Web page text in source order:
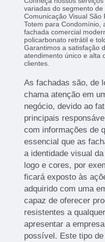
variadas do segmento
Comunicação Visual São
Totem para Condomínio,
fachada comercial
policarbonato retrátil e
Garantimos a satisfação
atendimento único e alta
clientes.
As fachadas são, de
chama atenção em
negócio, devido ao
principais
com informações de
essencial que as
a identidade visual
logo e cores, por
ficará exposto às
adquirido com uma
capaz de oferecer
resistentes a
apresentar a
possível. Este tipo